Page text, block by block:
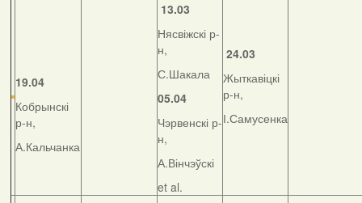
19.04
Кобрынскі
р-н,
А.Кальчанка
13.03
Нясвіжскі р-
н,
С.Шакала
05.04
Чэрвенскі р-
н,
А.Вінчэўскі
et al.
24.03
Жыткавіцкі
р-н,
І.Самусенка